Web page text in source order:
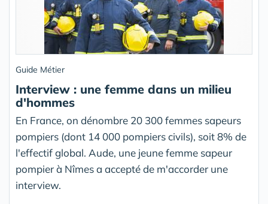
Guide Métier
Interview : une femme dans un milieu
d'hommes
En France, on dénombre 20 300 femmes sapeurs
pompiers (dont 14 000 pompiers civils), soit 8% de
l'effectif global. Aude, une jeune femme sapeur
pompier à Nîmes a accepté de m'accorder une
interview.